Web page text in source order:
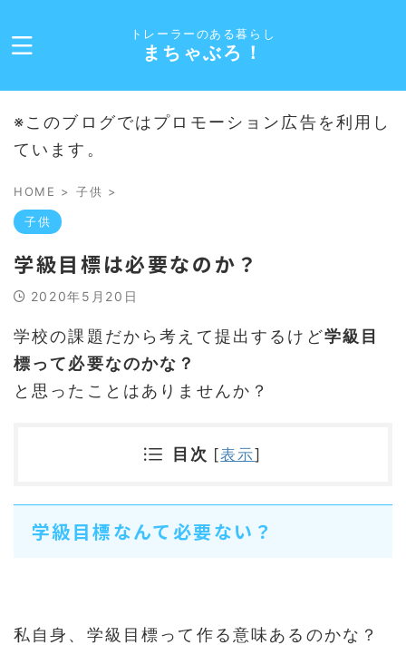
トレーラーのある暮らし
まちゃぶろ！
※このブログではプロモーション広告を利用し
ています。
HOME > 子供 >
子供
学級目標は必要なのか？
2020年5月20日
学校の課題だから考えて提出するけど学級目
標って必要なのかな？
と思ったことはありませんか？
目次 [表示]
学級目標なんて必要ない？
私自身、学級目標って作る意味あるのかな？